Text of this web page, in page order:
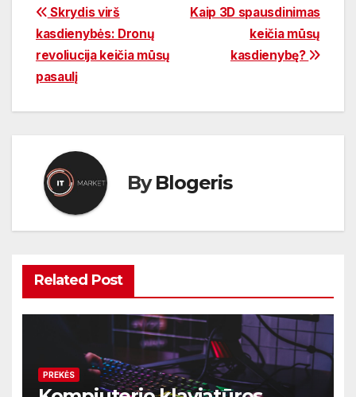
Navigacija
tarp
įrašų
Kaip 3D spausdinimas
keičia mūsų
kasdienybę?
Skrydis virš
kasdienybės: Dronų
revoliucija keičia mūsų
pasaulį
ByBlogeris
Related Post
PREKĖS